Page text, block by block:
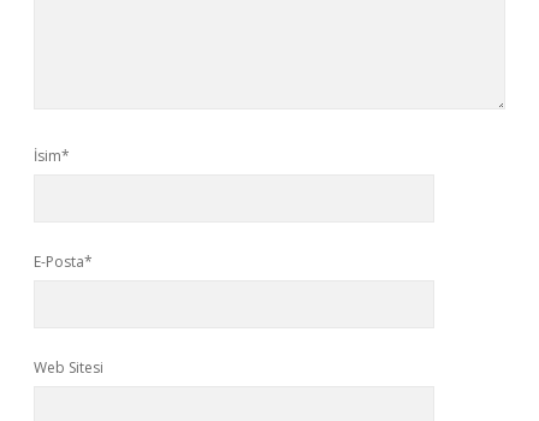
İsim*
E-Posta*
Web Sitesi